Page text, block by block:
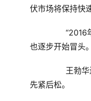
伏市场将保持快
	　　“
2016
也逐步开始冒头
　　王勃
先紧后松。